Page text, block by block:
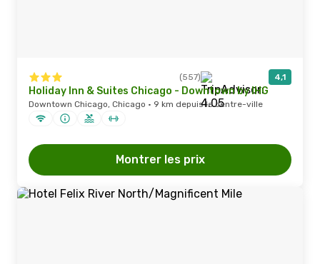
(557) 4,1
Holiday Inn & Suites Chicago - Downtown by IHG
Downtown Chicago, Chicago · 9 km depuis le centre-ville
Montrer les prix